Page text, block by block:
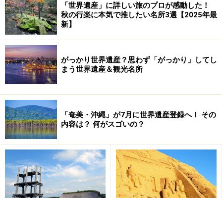
「世界遺産」に詳しい旅のプロが感動した！
秋の行楽に本気で推したい名所3選【2025年最
新】
がっかり世界遺産？思わず「がっかり」してし
まう世界遺産＆観光名所
「奄美・沖縄」が7月に世界遺産登録へ！ その
内容は？ 何がスゴいの？